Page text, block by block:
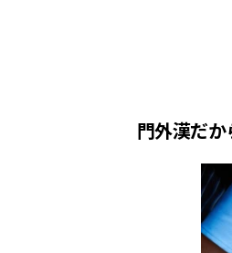
門外漢だ